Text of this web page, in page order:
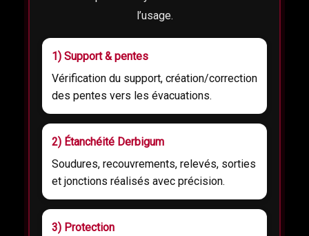
l’usage.
1) Support & pentes
Vérification du support, création/correction
des pentes vers les évacuations.
2) Étanchéité Derbigum
Soudures, recouvrements, relevés, sorties
et jonctions réalisés avec précision.
3) Protection